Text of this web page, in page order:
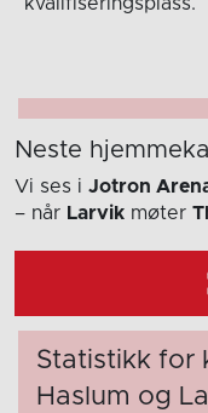
Neste
Vi ses i Jotron
– når Larvik møter
Statistikk for
Haslum og